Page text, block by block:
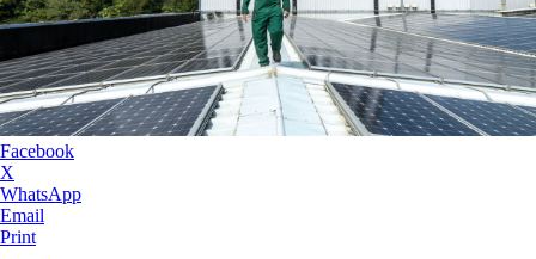
Facebook
X
WhatsApp
Email
Print